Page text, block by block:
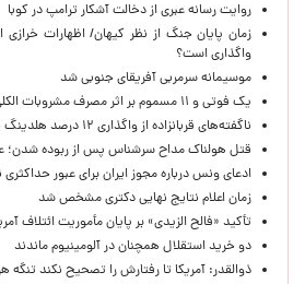
روایت رسانه عبری از دخالت آشکار ترامپ در کوبا
زمان پایان جنگ از نظر کیهان/ اظهارات خرازی
واگذاری است؟
موسیمانه سرمربی آفریقای جنوبی شد
یک فوتی و ۱۱ مسموم بر اثر مصرف مشروبات الکلی در نیشابور
ناگفته‌های قربانزاده از واگذاری ۱۲ درصد هلدینگ خلیج فارس
قتل هولناک مداح سرشناس پس از ربوده شدن؛
ادعای ونس درباره مجوز ایران برای عبور
زمان اعلام نتایج نهایی دکتری مشخص شد
تأکید «فالح الزیدی» بر پایان مأموریت ائتلاف
دو خرید استقلال همچنان در آلومینیوم ماندند
ذوالقدر: آمریکا تا رفتارش را تصحیح نکند تنگه